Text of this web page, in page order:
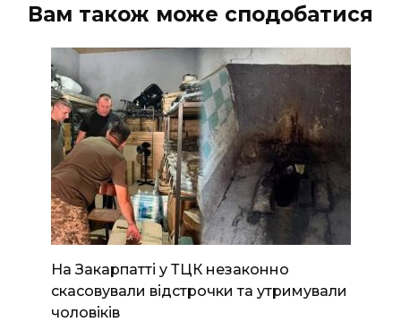
Вам також може сподобатися
На Закарпатті у ТЦК незаконно
скасовували відстрочки та утримували
чоловіків